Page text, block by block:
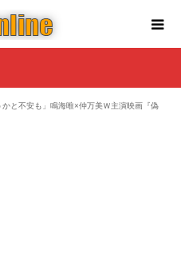
かと不安も」鳴海唯×仲万美Ｗ主演映画『偽